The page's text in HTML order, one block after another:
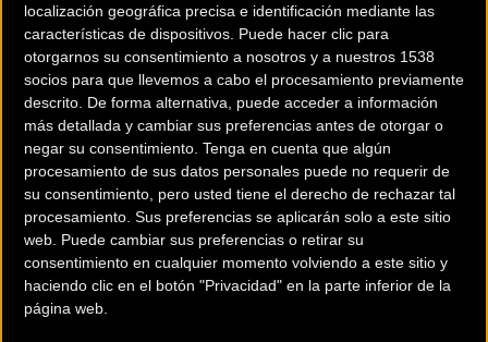
localización geográfica precisa e identificación mediante las
características de dispositivos. Puede hacer clic para
otorgarnos su consentimiento a nosotros y a nuestros 1538
socios para que llevemos a cabo el procesamiento previamente
descrito. De forma alternativa, puede acceder a información
más detallada y cambiar sus preferencias antes de otorgar o
negar su consentimiento. Tenga en cuenta que algún
procesamiento de sus datos personales puede no requerir de
su consentimiento, pero usted tiene el derecho de rechazar tal
procesamiento. Sus preferencias se aplicarán solo a este sitio
web. Puede cambiar sus preferencias o retirar su
consentimiento en cualquier momento volviendo a este sitio y
haciendo clic en el botón "Privacidad" en la parte inferior de la
página web.
Guía definitiva para no
perder la forma sobre la
bicicleta durante el
verano
Evitar pájaras en
bicicleta es posible con
la estrategia de
suplementación
premium de Nutr
Salud